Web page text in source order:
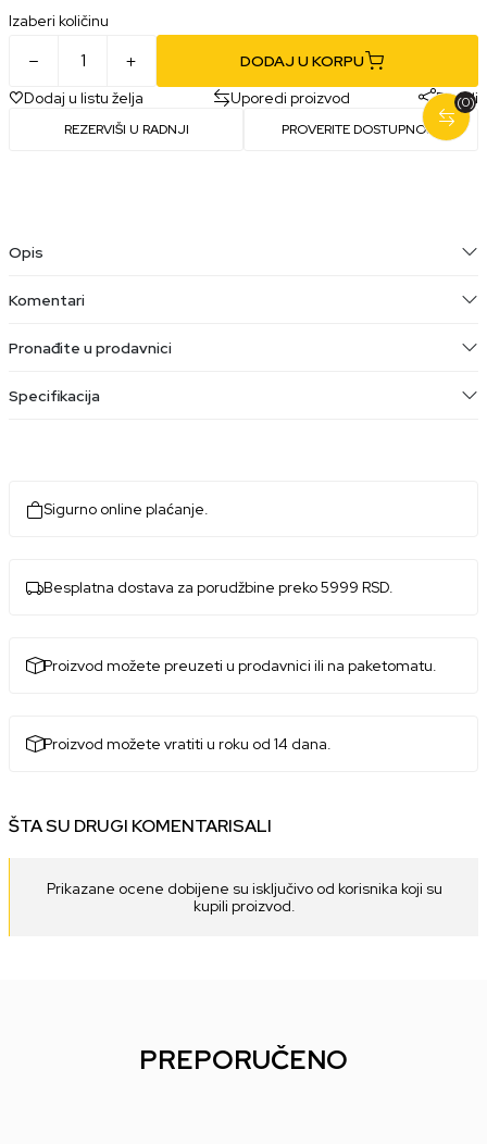
Izaberi količinu
DODAJ U KORPU
Dodaj u listu želja
Uporedi proizvod Podeli
REZERVIŠI U RADNJI PROVERITE DOSTUPNOST
(0)
Opis
Komentari
Pronađite u prodavnici
Specifikacija
Sigurno online plaćanje.
Besplatna dostava za porudžbine preko 5999 RSD.
Proizvod možete preuzeti u prodavnici ili na paketomatu.
Proizvod možete vratiti u roku od 14 dana.
ŠTA SU DRUGI KOMENTARISALI
Prikazane ocene dobijene su isključivo od korisnika koji su
kupili proizvod.
PREPORUČENO